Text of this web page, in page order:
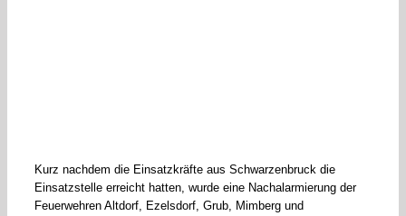
Kurz nachdem die Einsatzkräfte aus Schwarzenbruck die
Einsatzstelle erreicht hatten, wurde eine Nachalarmierung der
Feuerwehren Altdorf, Ezelsdorf, Grub, Mimberg und